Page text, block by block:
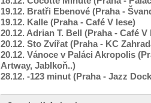
19.12. Bratři Ebenové (Praha -
19.12. Kalle (Praha - Café V lese)
20.12. Adrian T. Bell (Praha - Café V
20.12. Sto Zvířat (Praha - KC
20.12. Vánoce v Paláci Akropolis
Artway, Jablkoň..)
28.12. -123 minut (Praha - Jazz